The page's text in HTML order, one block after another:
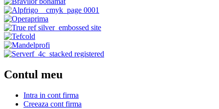
Contul meu
Intra in cont firma
Creeaza cont firma